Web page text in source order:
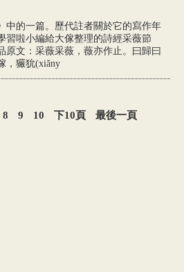
中的一篇。歷代註者關於它的寫作年
習啦小編給大傢整理的詩經采薇節
原文：采薇采薇，薇亦作止。曰歸曰
，玁狁(xiǎny
8 9 10 下10頁 最後一頁